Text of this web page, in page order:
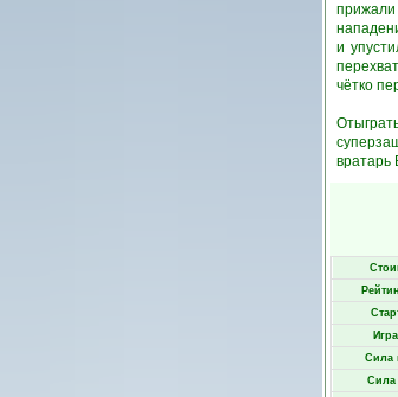
и
чётко
вратарь
Сила
Сила